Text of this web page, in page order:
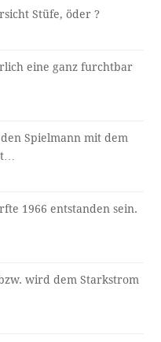
Stüfe, öder ?
eine ganz furchtbar
den Spielmann mit dem
1966 entstanden sein.
wird dem Starkstrom